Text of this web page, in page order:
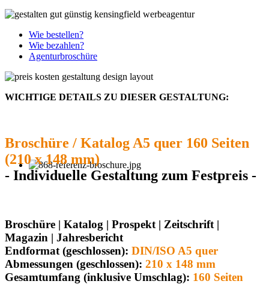
Wie bestellen?
Wie bezahlen?
Agenturbroschüre
WICHTIGE DETAILS ZU DIESER GESTALTUNG:
Broschüre / Katalog A5 quer 160 Seiten
(210 x 148 mm)
- Individuelle Gestaltung zum Festpreis -
Broschüre | Katalog | Prospekt | Zeitschrift |
Magazin | Jahresbericht
Endformat (geschlossen): DIN/ISO A5 quer
Abmessungen (geschlossen): 210 x 148 mm
Gesamtumfang (inklusive Umschlag): 160 Seiten